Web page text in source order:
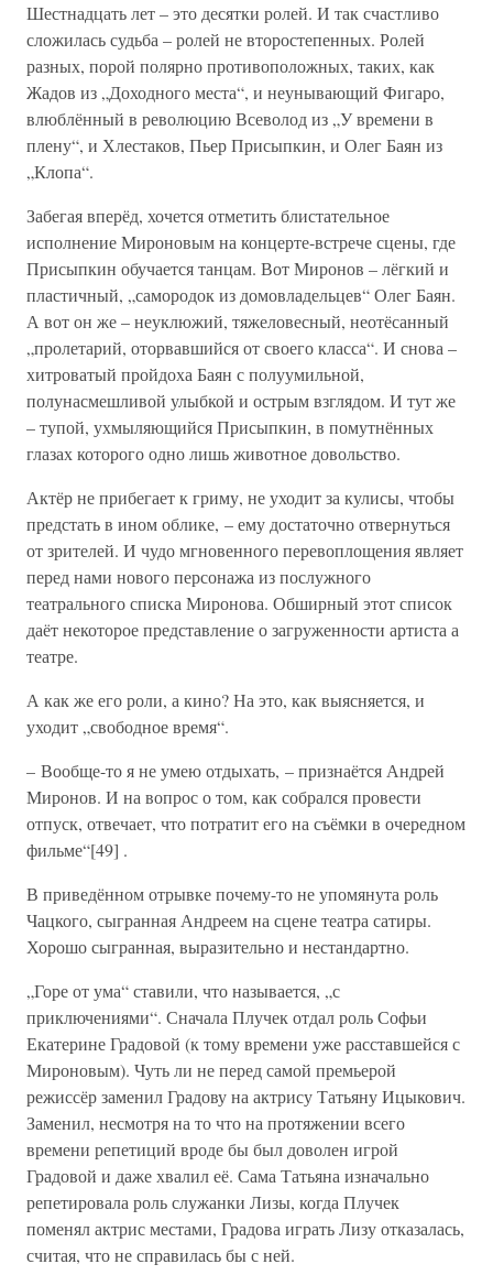
Шестнадцать лет – это десятки ролей. И так счастливо
сложилась судьба – ролей не второстепенных. Ролей
разных, порой полярно противоположных, таких, как
Жадов из „Доходного места“, и неунывающий Фигаро,
влюблённый в революцию Всеволод из „У времени в
плену“, и Хлестаков, Пьер Присыпкин, и Олег Баян из
„Клопа“.
Забегая вперёд, хочется отметить блистательное
исполнение Мироновым на концерте-встрече сцены, где
Присыпкин обучается танцам. Вот Миронов – лёгкий и
пластичный, „самородок из домовладельцев“ Олег Баян.
А вот он же – неуклюжий, тяжеловесный, неотёсанный
„пролетарий, оторвавшийся от своего класса“. И снова –
хитроватый пройдоха Баян с полуумильной,
полунасмешливой улыбкой и острым взглядом. И тут же
– тупой, ухмыляющийся Присыпкин, в помутнённых
глазах которого одно лишь животное довольство.
Актёр не прибегает к гриму, не уходит за кулисы, чтобы
предстать в ином облике, – ему достаточно отвернуться
от зрителей. И чудо мгновенного перевоплощения являет
перед нами нового персонажа из послужного
театрального списка Миронова. Обширный этот список
даёт некоторое представление о загруженности артиста а
театре.
А как же его роли, а кино? На это, как выясняется, и
уходит „свободное время“.
– Вообще-то я не умею отдыхать, – признаётся Андрей
Миронов. И на вопрос о том, как собрался провести
отпуск, отвечает, что потратит его на съёмки в очередном
фильме“[49] .
В приведённом отрывке почему-то не упомянута роль
Чацкого, сыгранная Андреем на сцене театра сатиры.
Хорошо сыгранная, выразительно и нестандартно.
„Горе от ума“ ставили, что называется, „с
приключениями“. Сначала Плучек отдал роль Софьи
Екатерине Градовой (к тому времени уже расставшейся с
Мироновым). Чуть ли не перед самой премьерой
режиссёр заменил Градову на актрису Татьяну Ицыкович.
Заменил, несмотря на то что на протяжении всего
времени репетиций вроде бы был доволен игрой
Градовой и даже хвалил её. Сама Татьяна изначально
репетировала роль служанки Лизы, когда Плучек
поменял актрис местами, Градова играть Лизу отказалась,
считая, что не справилась бы с ней.